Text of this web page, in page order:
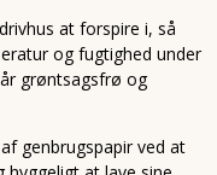
at forspire i, så
og fugtighed under
grøntsagsfrø og
genbrugspapir ved at